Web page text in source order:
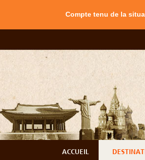
Compte tenu de la
ACCUEIL